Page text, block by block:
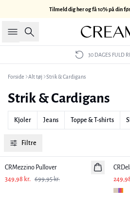
Tilmeld dig her og få 10% på din
Søg
Forside Alt tøj Strik & Cardigans
Strik & Cardigans
Kjoler Jeans Toppe & T-shirts
Filtre
-50%
CRMezzino Pullover
349,98 kr. 699,95 kr.
-50%